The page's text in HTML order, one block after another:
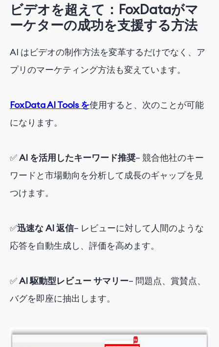
ビデオを超えて：FoxDataがマ
ーケターの成功を支援する方法
AI はビデオの制作方法を変革するだけでなく、ア
プリのマーケティング方法も変えています。
FoxData AI Tools を使用すると 、 次のことが可能
になります。
✅AI を活用したキーワード推奨– 競合他社のキー
ワードと市場動向を分析して成長のギャップを見
つけます。
✅迅速な AI 返信– レビューに対して人間のような
応答を自動生成し、評価を高めます。
✅AI 駆動型レビュー サマリー– 問題点、賞賛点、
バグを即座に抽出します。